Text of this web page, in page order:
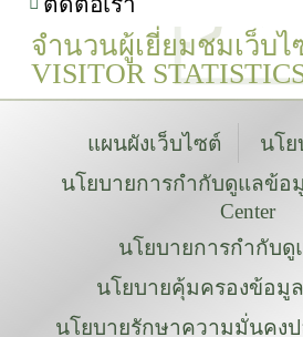
จำนวนผู้เยี่ยมชมเว็บไ
VISITOR
แผนผังเว็บไซต์
นโย
นโยบายการกำกับดูแลข้อมู
Center
นโยบายการกำกับ
นโยบายคุ้มครองข้อมู
นโยบายรักษาความมั่นคง